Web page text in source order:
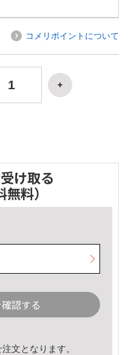
コメリポイントについて
け取る
無料）
認する
文となります。